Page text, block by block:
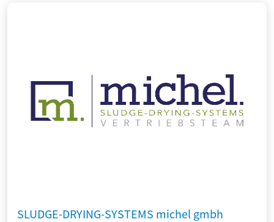
SLUDGE-DRYING-SYSTEMS michel gmbh